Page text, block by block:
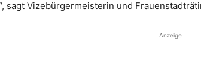
sagt Vizebürgermeisterin und
Anzeige